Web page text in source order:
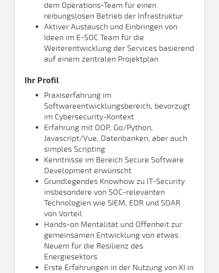
dem Operations-Team für einen
reibungslosen Betrieb der Infrastruktur
Aktiver Austausch und Einbringen von
Ideen im E-SOC Team für die
Weiterentwicklung der Services basierend
auf einem zentralen Projektplan
Ihr Profil
Praxiserfahrung im
Softwareentwicklungsbereich, bevorzugt
im Cybersecurity-Kontext
Erfahrung mit OOP, Go/Python,
Javascript/Vue, Datenbanken, aber auch
simples Scripting
Kenntnisse im Bereich Secure Software
Development erwünscht
Grundlegendes Knowhow zu IT-Security
insbesondere von SOC-relevanten
Technologien wie SIEM, EDR und SOAR
von Vorteil
Hands-on Mentalität und Offenheit zur
gemeinsamen Entwicklung von etwas
Neuem für die Resilienz des
Energiesektors
Erste Erfahrungen in der Nutzung von KI in